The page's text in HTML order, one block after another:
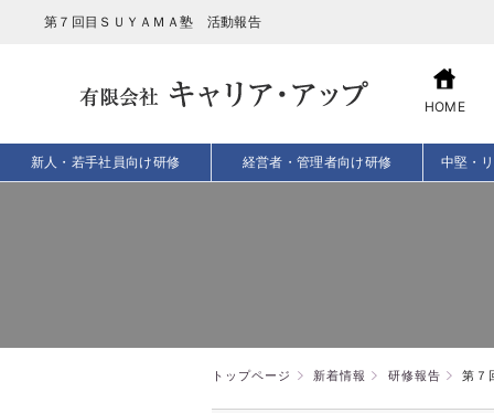
第７回目ＳＵＹＡＭＡ塾 活動報告
HOME
新人・若手社員向け研修 経営者・管理者向け研修 中堅・
トップページ 新着情報 研修報告 第７